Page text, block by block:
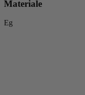
Materiale
Eg